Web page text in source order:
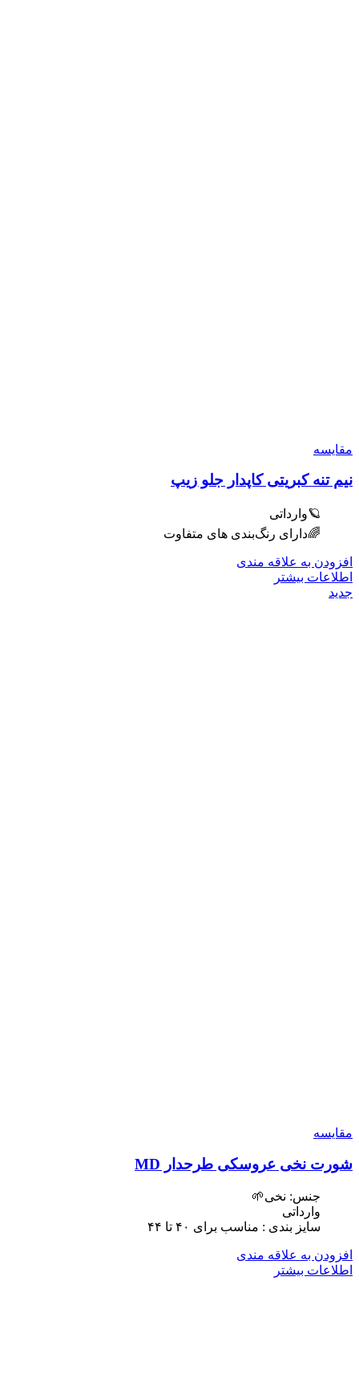
مقایسه
نیم تنه کبریتی کاپدار جلو زیپ
🪐وارداتی
🌈دارای رنگ‌بندی های متفاوت
افزودن به علاقه مندی
اطلاعات بیشتر
جدید
مقایسه
شورت نخی عروسکی طرحدار MD
جنس: نخی🌱
وارداتی
سایز بندی : مناسب برای ۴٠ تا ۴۴
افزودن به علاقه مندی
اطلاعات بیشتر